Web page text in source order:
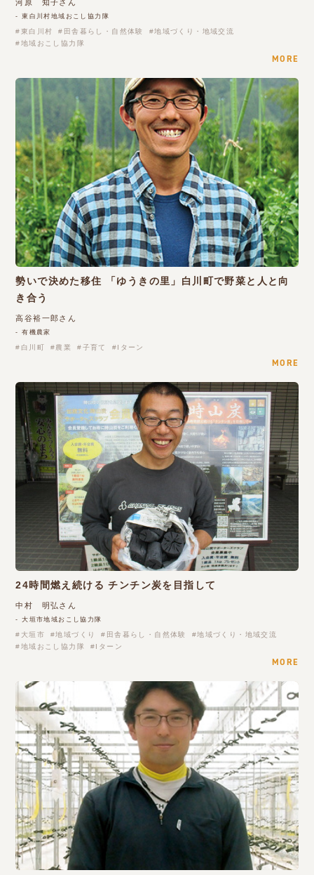
河原 知子さん
- 東白川村地域おこし協力隊
東白川村 田舎暮らし・自然体験
地域づくり・地域交流
地域おこし協力隊
MORE
勢いで決めた移住 「ゆうきの里」白川町で野菜と人と向
き合う
高谷裕一郎さん
- 有機農家
白川町 農業 子育て Iターン
MORE
24時間燃え続ける チンチン炭を目指して
中村 明弘さん
- 大垣市地域おこし協力隊
大垣市 地域づくり 田舎暮らし・自然体験
地域づくり・地域交流
地域おこし協力隊
Iターン
MORE